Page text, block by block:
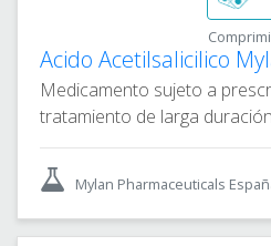
Acido Acetilsalicilico
Medicamento sujeto a
tratamiento de larga duración
Mylan Pharmaceuticals